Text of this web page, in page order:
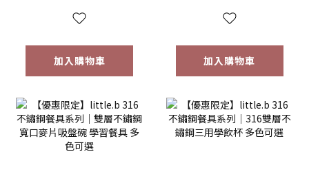
加入購物車 加入購物車